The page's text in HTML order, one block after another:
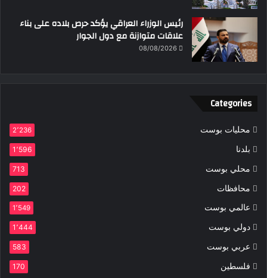
رئيس الوزراء العراقي يؤكد حرص بلاده على بناء
علاقات متوازنة مع دول الجوار
08/08/2026
Categories
محليات بوست 2٬236
بلدنا 1٬596
محلي بوست 713
محافظات 202
عالمي بوست 1٬549
دولي بوست 1٬444
عربي بوست 583
فلسطين 170